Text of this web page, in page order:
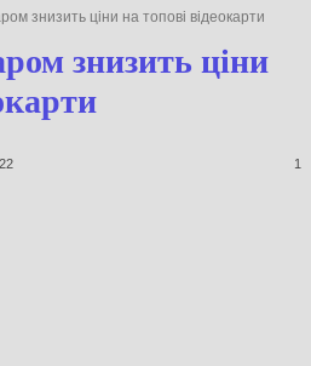
знизить ціни на топові відеокарти
знизить ціни
1